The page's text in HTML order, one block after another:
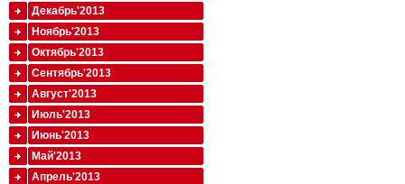
Декабрь'2013
Ноябрь'2013
Октябрь'2013
Сентябрь'2013
Август'2013
Июль'2013
Июнь'2013
Май'2013
Апрель'2013